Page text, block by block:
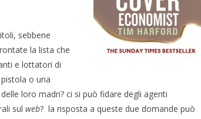
sebbene
la lista che
e lottatori di
o una
loro madri? ci si può fidare degli agenti
sul web? la risposta a queste due domande può